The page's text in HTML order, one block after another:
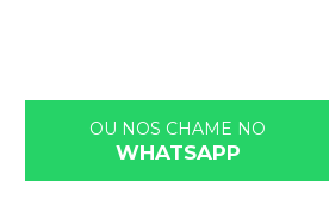
OU NOS CHAME NO
WHATSAPP